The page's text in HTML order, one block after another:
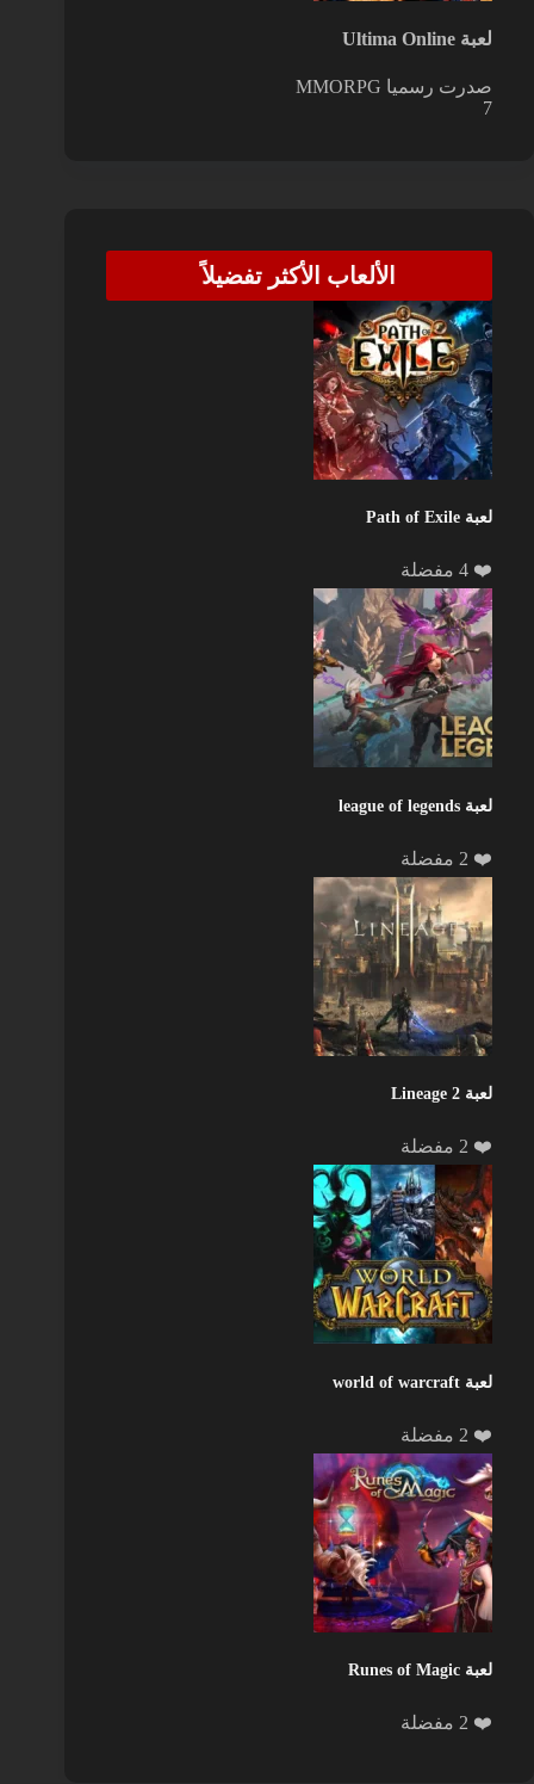
لعبة Ultima Online
صدرت رسميا MMORPG
7
الألعاب الأكثر تفضيلاً
لعبة Path of Exile
❤️ 4 مفضلة
لعبة league of legends
❤️ 2 مفضلة
لعبة Lineage 2
❤️ 2 مفضلة
لعبة world of warcraft
❤️ 2 مفضلة
لعبة Runes of Magic
❤️ 2 مفضلة